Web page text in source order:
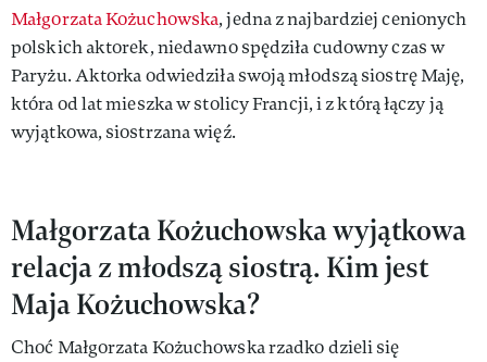
Małgorzata Kożuchowska, jedna z najbardziej cenionych
polskich aktorek, niedawno spędziła cudowny czas w
Paryżu. Aktorka odwiedziła swoją młodszą siostrę Maję,
która od lat mieszka w stolicy Francji, i z którą łączy ją
wyjątkowa, siostrzana więź.
Małgorzata Kożuchowska wyjątkowa
relacja z młodszą siostrą. Kim jest
Maja Kożuchowska?
Choć Małgorzata Kożuchowska rzadko dzieli się